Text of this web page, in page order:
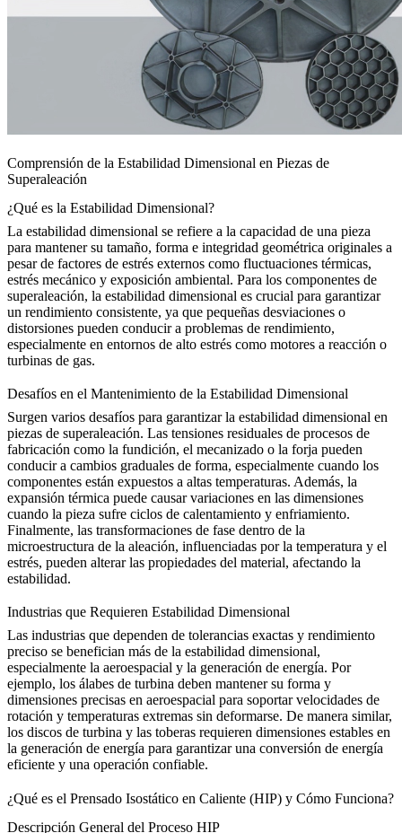
Comprensión de la Estabilidad Dimensional en Piezas de
Superaleación
¿Qué es la Estabilidad Dimensional?
La estabilidad dimensional se refiere a la capacidad de una pieza
para mantener su tamaño, forma e integridad geométrica originales a
pesar de factores de estrés externos como fluctuaciones térmicas,
estrés mecánico y exposición ambiental. Para los componentes de
superaleación, la estabilidad dimensional es crucial para garantizar
un rendimiento consistente, ya que pequeñas desviaciones o
distorsiones pueden conducir a problemas de rendimiento,
especialmente en entornos de alto estrés como motores a reacción o
turbinas de gas.
Desafíos en el Mantenimiento de la Estabilidad Dimensional
Surgen varios desafíos para garantizar la estabilidad dimensional en
piezas de superaleación. Las tensiones residuales de procesos de
fabricación como la fundición, el mecanizado o la forja pueden
conducir a cambios graduales de forma, especialmente cuando los
componentes están expuestos a altas temperaturas. Además, la
expansión térmica puede causar variaciones en las dimensiones
cuando la pieza sufre ciclos de calentamiento y enfriamiento.
Finalmente, las transformaciones de fase dentro de la
microestructura de la aleación, influenciadas por la temperatura y el
estrés, pueden alterar las propiedades del material, afectando la
estabilidad.
Industrias que Requieren Estabilidad Dimensional
Las industrias que dependen de tolerancias exactas y rendimiento
preciso se benefician más de la estabilidad dimensional,
especialmente la aeroespacial y la generación de energía. Por
ejemplo, los álabes de turbina deben mantener su forma y
dimensiones precisas en aeroespacial para soportar velocidades de
rotación y temperaturas extremas sin deformarse. De manera similar,
los discos de turbina y las toberas requieren dimensiones estables en
la generación de energía para garantizar una conversión de energía
eficiente y una operación confiable.
¿Qué es el Prensado Isostático en Caliente (HIP) y Cómo Funciona?
Descripción General del Proceso HIP